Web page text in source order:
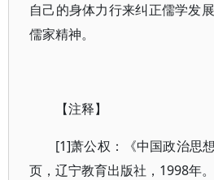
自己的身体力行来纠正儒学发
儒家精神。
【注释】
[1]萧公权：《中国政治思
页，辽宁教育出版社，1998年。